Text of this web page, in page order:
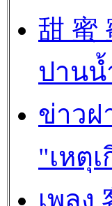
甜 蜜
ปานน้
ข่าวฝ
"เหตุ
เพลง